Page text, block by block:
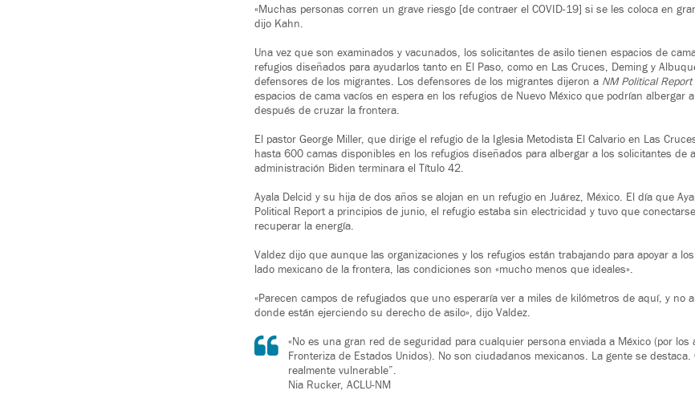
«Muchas personas corren un grave riesgo [de contraer el COVID-19] si se les coloca en
dijo Kahn.
Una vez que son examinados y vacunados, los solicitantes de asilo tienen espacios de
refugios diseñados para ayudarlos tanto en El Paso, como en Las Cruces, Deming y
defensores de los migrantes. Los defensores de los migrantes dijeron a NM Political Report
espacios de cama vacíos en espera en los refugios de Nuevo México que podrían albergar
después de cruzar la frontera.
El pastor George Miller, que dirige el refugio de la Iglesia Metodista El Calvario en Las
hasta 600 camas disponibles en los refugios diseñados para albergar a los solicitantes de
administración Biden terminara el Título 42.
Ayala Delcid y su hija de dos años se alojan en un refugio en Juárez, México. El día que
Political Report a principios de junio, el refugio estaba sin electricidad y tuvo que
recuperar la energía.
Valdez dijo que aunque las organizaciones y los refugios están trabajando para apoyar a
lado mexicano de la frontera, las condiciones son «mucho menos que ideales».
«Parecen campos de refugiados que uno esperaría ver a miles de kilómetros de aquí, y no
donde están ejerciendo su derecho de asilo», dijo Valdez.
«No es una gran red de seguridad para cualquier persona enviada a México (por los
Fronteriza de Estados Unidos). No son ciudadanos mexicanos. La gente se
realmente vulnerable”.
Nia Rucker, ACLU-NM